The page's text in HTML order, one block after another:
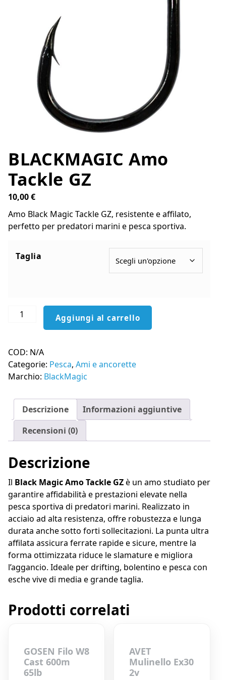
BLACKMAGIC Amo
Tackle GZ
10,00€
Amo Black Magic Tackle GZ, resistente e affilato,
perfetto per predatori marini e pesca sportiva.
Taglia
BLACKMAGIC
GZ
quantità
Aggiungi al carrello
COD: N/A
Categorie: Pesca, Ami e ancorette
Marchio: BlackMagic
Descrizione
Informazioni aggiuntive
Recensioni (0)
Descrizione
Il Black Magic Amo Tackle GZè un amo studiato per
garantire affidabilità e prestazioni elevate nella
pesca sportiva di predatori marini. Realizzato in
acciaio ad alta resistenza, offre robustezza e lunga
durata anche sotto forti sollecitazioni. La punta ultra
affilata assicura ferrate rapide e sicure, mentre la
forma ottimizzata riduce le slamature e migliora
l’aggancio. Ideale per drifting, bolentino e pesca con
esche vive di media e grande taglia.
Prodotti correlati
GOSEN Filo W8
Cast 600m
65lb
AVET
Mulinello Ex30
2v